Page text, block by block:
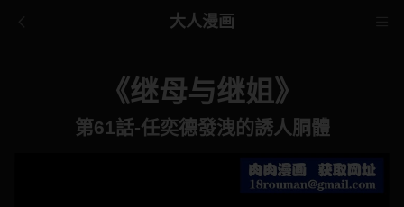
大人漫画
《继母与继姐》
第61話-任奕德發洩的誘人胴體